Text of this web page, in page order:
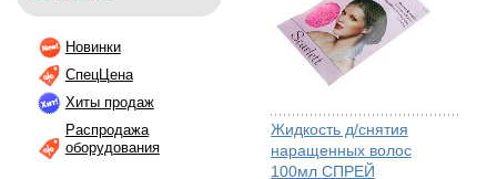
Новинки
СпецЦена
Хиты продаж
Распродажа
оборудования
Жидкость д/снятия
наращенных волос
100мл СПРЕЙ